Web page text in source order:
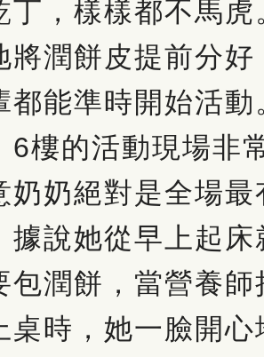
丁，樣樣都不馬
將潤餅皮提前分
都能準時開始活動
的活動現場非
奶奶絕對是全場
據說她從早上起
包潤餅，當營養
桌時，她一臉開